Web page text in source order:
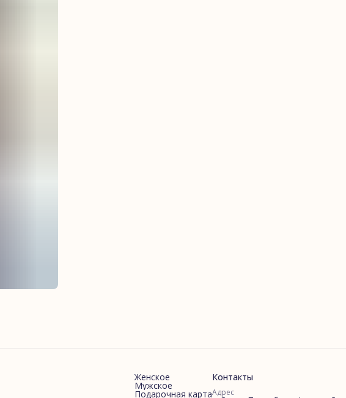
Женское
Мужское
Подарочная карта
Контакты
Адрес